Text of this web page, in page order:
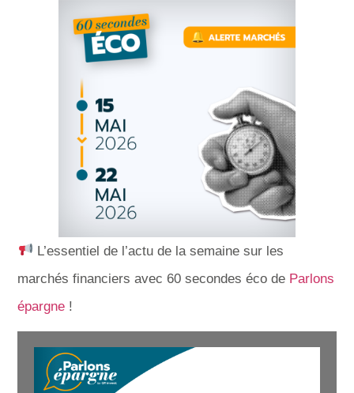
L’essentiel de l’actu de la semaine sur les
marchés financiers avec 60 secondes éco de Parlons
épargne !